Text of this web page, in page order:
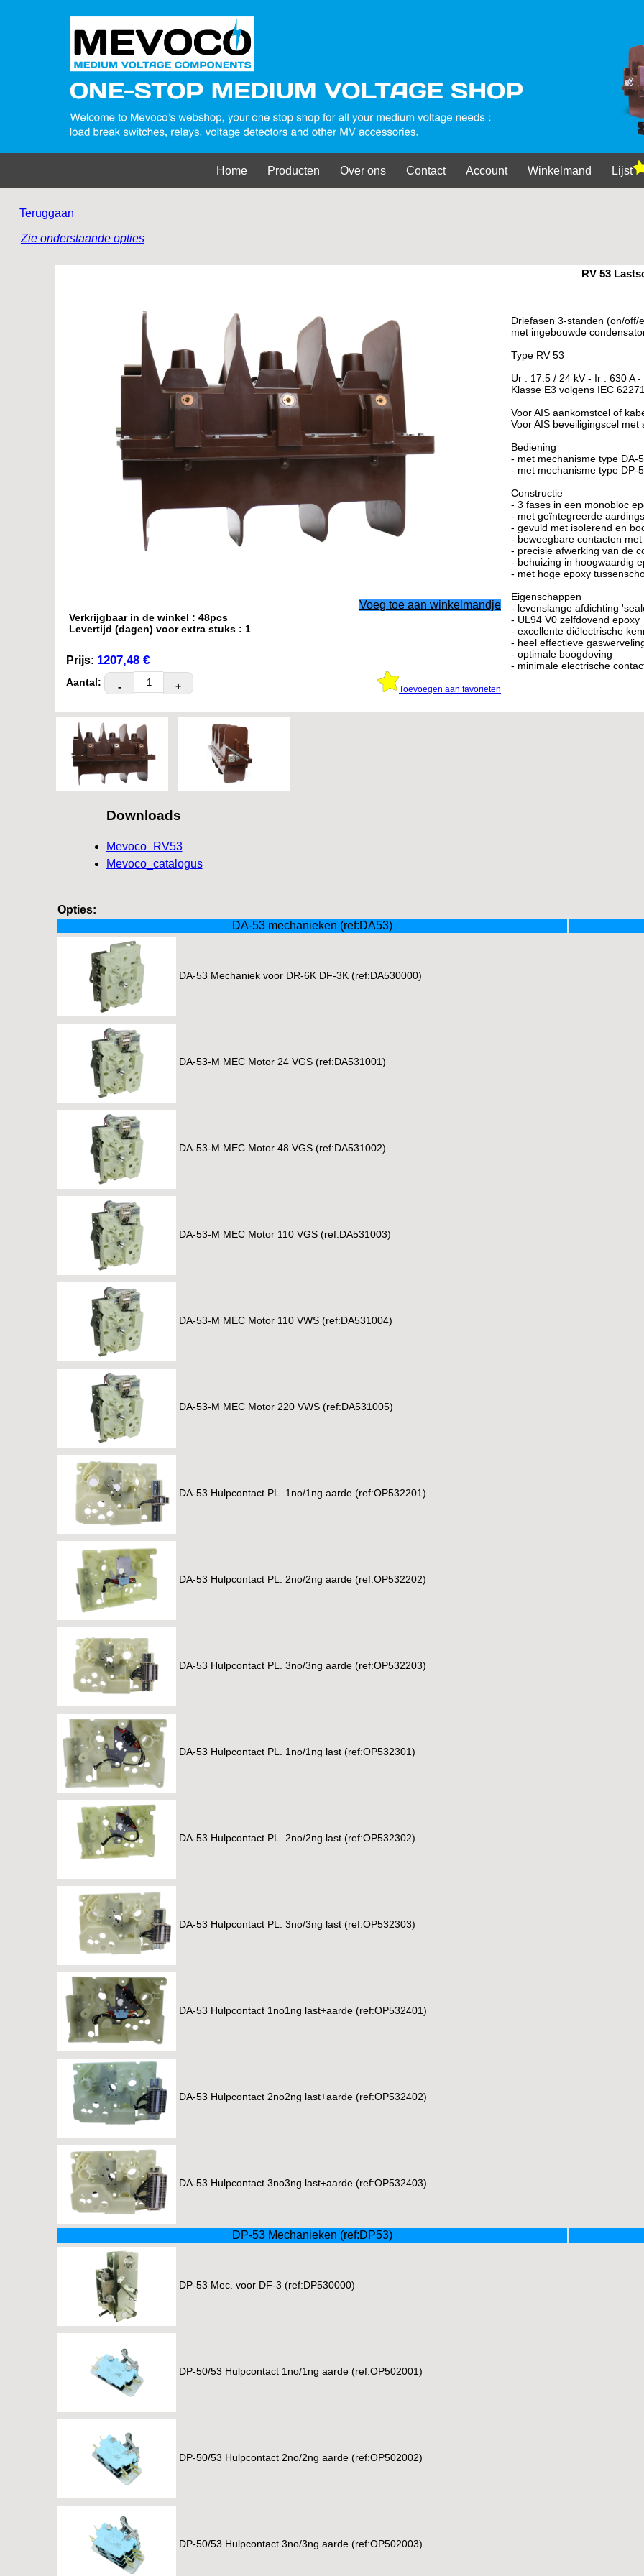
Home Producten Over ons Contact Account Winkelmand Lijst
Teruggaan
Zie onderstaande opties
RV 53
Driefasen 3-standen (on/off/
met ingebouwde
Type RV 53
Ur : 17.5 / 24 kV - Ir : 630 A
Klasse E3 volgens IEC
Voor AIS aankomstcel of
Voor AIS beveiligingscel
Bediening
- met mechanisme type DA-
- met mechanisme type DP-
Constructie
- 3 fases in een monobloc
- met geïntegreerde
- gevuld met isolerend en
- beweegbare contacten
- precisie afwerking van de
- behuizing in hoogwaardig
- met hoge epoxy
Eigenschappen
- levenslange afdichting
- UL94 V0 zelfdovend epoxy
- excellente diëlectrische
- heel effectieve
- optimale boogdoving
- minimale electrische
Verkrijgbaar in de winkel : 48pcs
Levertijd (dagen) voor extra stuks : 1
Voeg toe aan winkelmandje
Prijs: 1207,48 €
Aantal: - + Toevoegen aan favorieten
Downloads
Mevoco_RV53
Mevoco_catalogus
Opties:
DA-53 mechanieken (ref:DA53)
DA-53 Mechaniek voor DR-6K DF-3K (ref:DA530000)
DA-53-M MEC Motor 24 VGS (ref:DA531001)
DA-53-M MEC Motor 48 VGS (ref:DA531002)
DA-53-M MEC Motor 110 VGS (ref:DA531003)
DA-53-M MEC Motor 110 VWS (ref:DA531004)
DA-53-M MEC Motor 220 VWS (ref:DA531005)
DA-53 Hulpcontact PL. 1no/1ng aarde (ref:OP532201)
DA-53 Hulpcontact PL. 2no/2ng aarde (ref:OP532202)
DA-53 Hulpcontact PL. 3no/3ng aarde (ref:OP532203)
DA-53 Hulpcontact PL. 1no/1ng last (ref:OP532301)
DA-53 Hulpcontact PL. 2no/2ng last (ref:OP532302)
DA-53 Hulpcontact PL. 3no/3ng last (ref:OP532303)
DA-53 Hulpcontact 1no1ng last+aarde (ref:OP532401)
DA-53 Hulpcontact 2no2ng last+aarde (ref:OP532402)
DA-53 Hulpcontact 3no3ng last+aarde (ref:OP532403)
DP-53 Mechanieken (ref:DP53)
DP-53 Mec. voor DF-3 (ref:DP530000)
DP-50/53 Hulpcontact 1no/1ng aarde (ref:OP502001)
DP-50/53 Hulpcontact 2no/2ng aarde (ref:OP502002)
DP-50/53 Hulpcontact 3no/3ng aarde (ref:OP502003)